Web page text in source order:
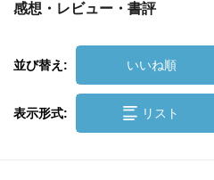
感想・レビュー・書評
並び替え: いいね順
表示形式: リスト